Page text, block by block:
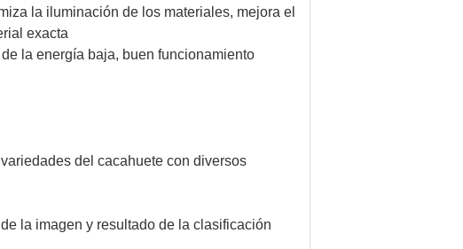
la iluminación de los materiales, mejora el
exacta
la energía baja, buen funcionamiento
del cacahuete con diversos
la imagen y resultado de la clasificación